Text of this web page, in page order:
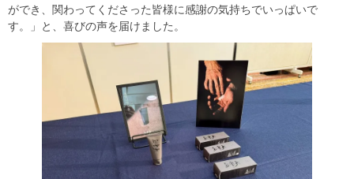
ができ、関わってくださった皆様に感謝の気持ちでいっぱいで
す。」と、喜びの声を届けました。